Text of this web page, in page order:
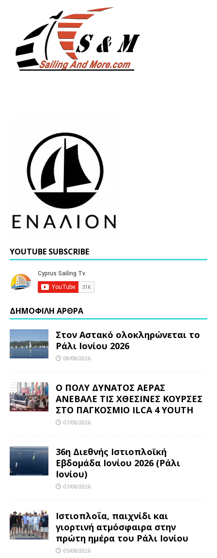
YOUTUBE SUBSCRIBE
ΔΗΜΟΦΙΛΗ ΑΡΘΡΑ
Στον Αστακό ολοκληρώνεται το
Ράλι Ιονίου 2026
08/08/2026
Ο ΠΟΛΥ ΔΥΝΑΤΟΣ ΑΕΡΑΣ
ΑΝΕΒΑΛΕ ΤΙΣ ΧΘΕΣΙΝΕΣ ΚΟΥΡΣΕΣ
ΣΤΟ ΠΑΓΚΟΣΜΙΟ ILCA 4 YOUTH
07/08/2026
36η Διεθνής Ιστιοπλοϊκή
Εβδομάδα Ιονίου 2026 (Ράλι
Ιονίου)
07/08/2026
Ιστιοπλοΐα, παιχνίδι και
γιορτινή ατμόσφαιρα στην
πρώτη ημέρα του Ράλι Ιονίου
05/08/2026